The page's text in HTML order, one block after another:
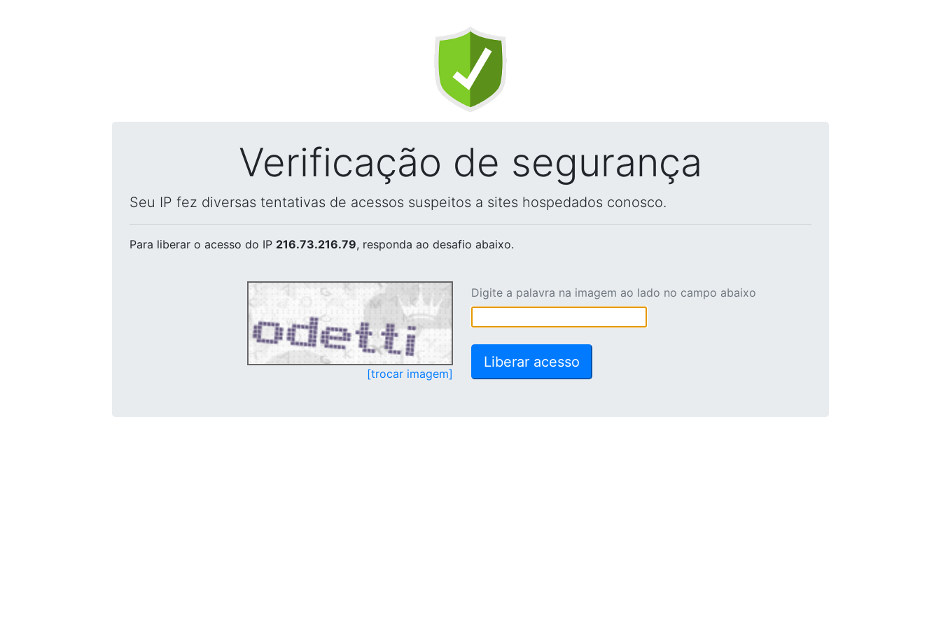
Verificação de segurança
Seu IP fez diversas tentativas de acessos suspeitos a sites hospedados conosco.
Para liberar o acesso do IP 216.73.216.79, responda ao desafio abaixo.
[trocar imagem]
Digite a palavra na imagem ao lado no campo abaixo